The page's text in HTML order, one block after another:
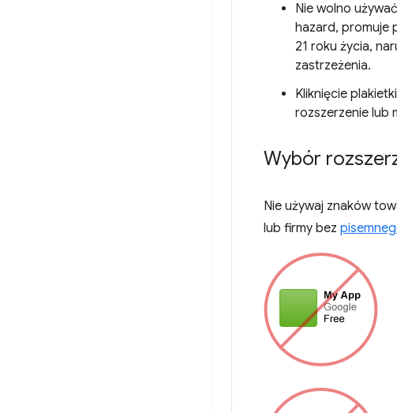
Nie wolno
hazard, promuje
21 roku życia,
zastrzeżenia.
Kliknięcie
rozszerzenie lub
Wybór
Nie używaj znaków
lub firmy bez